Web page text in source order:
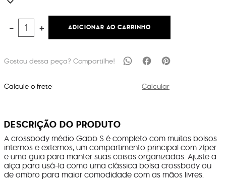
＋
－ ADICIONAR AO CARRINHO
Calcule o frete: Calcular
DESCRIÇÃO DO PRODUTO
A crossbody médio Gabb S é completo com muitos bolsos
internos e externos, um compartimento principal com zíper
e uma guia para manter suas coisas organizadas. Ajuste a
alça para usá-la como uma clássica bolsa crossbody ou
de ombro para maior comodidade com as mãos livres.